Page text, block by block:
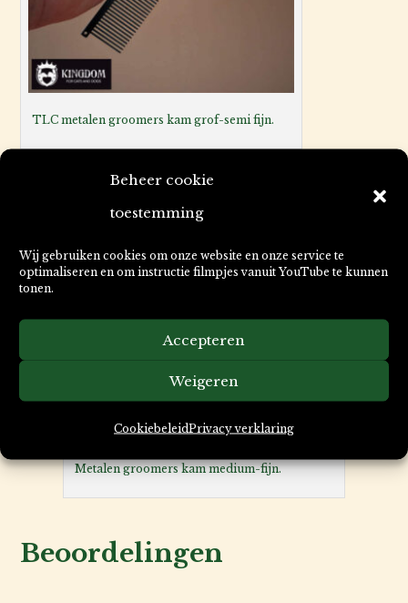
Beheer cookie
toestemming
Wij gebruiken cookies om onze website en onze service te
optimaliseren en om instructie filmpjes vanuit YouTube te kunnen
tonen.
Accepteren
Weigeren
CookiebeleidPrivacy verklaring
TLC metalen groomers kam grof-semi fijn.
Metalen groomers kam medium-fijn.
Beoordelingen